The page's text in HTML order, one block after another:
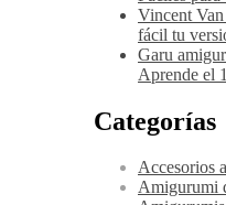
Vincent
fácil tu
Garu
Aprende el
Categorías
Accesorios
Amigurumi